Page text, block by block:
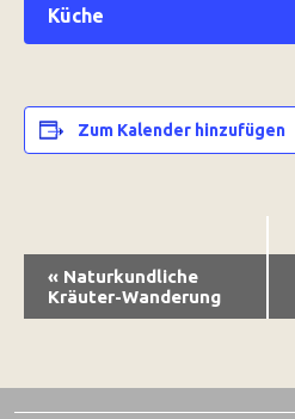
Küche
Zum Kalender hinzufügen
Veranstaltung-
Navigation
« Naturkundliche
Kräuter-Wanderung